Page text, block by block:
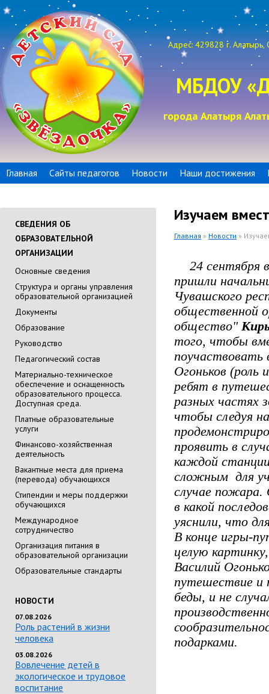
Адрес: 429828 г. Алатырь,
МБДОУ
города Алатыря
Главная Сайты педагогов Новости Наши достижения
СВЕДЕНИЯ ОБ
ОБРАЗОВАТЕЛЬНОЙ
ОРГАНИЗАЦИИ
Основные сведения
Cтруктура и органы управления
образовательной организацией
Документы
Образование
Руководство
Педагогический состав
Материально-техническое
обеспечение и оснащенность
образовательного процесса.
Доступная среда.
Платные образовательные
услуги
Финансово-хозяйственная
деятельность
Вакантные места для приема
(перевода) обучающихся
Стипендии и меры поддержки
обучающихся
Международное
сотрудничество
Организация питания в
образовательной организации
Образовательные стандарты
НОВОСТИ
07.08.2026
Роль растений в жизни
человека
03.08.2026
Вовлечение детей в
экологическое и трудовое
воспитание
Изучаем
Главная » Новости »
24 сентября
пришли
Чувашского
общественной
общество"
того, чтобы
поучаствовать
Огоньков (роль
ребят в
разных частях
чтобы следуя
проявить в
каждой
сложным для
случае пожара.
в какой
уяснили, что
В конце игры-
целую
Василий
путешествие и
беды, и не
подарками.